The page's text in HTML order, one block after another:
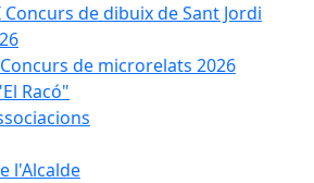
Concurs de dibuix de Sant Jordi
de microrelats 2026
Racó"
l'Alcalde